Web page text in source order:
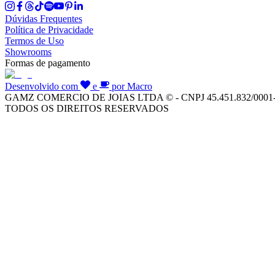
Dúvidas Frequentes
Política de Privacidade
Termos de Uso
Showrooms
Formas de pagamento
Desenvolvido com e
por Macro
GAMZ COMERCIO DE JOIAS LTDA © - CNPJ 45.451.832/
TODOS OS DIREITOS RESERVADOS